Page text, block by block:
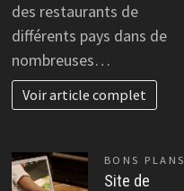
des restaurants de
différents pays dans de
nombreuses…
Voir article complet
BONS PLANS
Site de